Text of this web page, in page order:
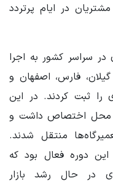
در ایام پرتردد
نوروزی در سراسر کشور به اجرا
گیلان، فارس، اصفهان و
را ثبت کردند. در این
محل اختصاص داشت و
منتقل شدند.
این دوره فعال بود که
در حال رشد بازار